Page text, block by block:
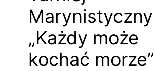
Marynistyczny
„Każdy może
kochać morze”